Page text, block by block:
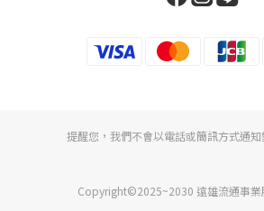
提醒您，我們不會以電話或簡訊方式通知
Copyright©2025~2030 遠雄流通事業